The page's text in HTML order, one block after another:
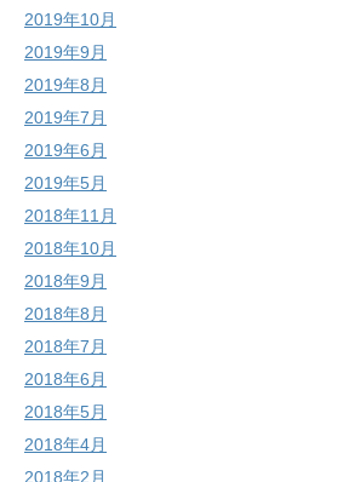
2019年10月
2019年9月
2019年8月
2019年7月
2019年6月
2019年5月
2018年11月
2018年10月
2018年9月
2018年8月
2018年7月
2018年6月
2018年5月
2018年4月
2018年2月